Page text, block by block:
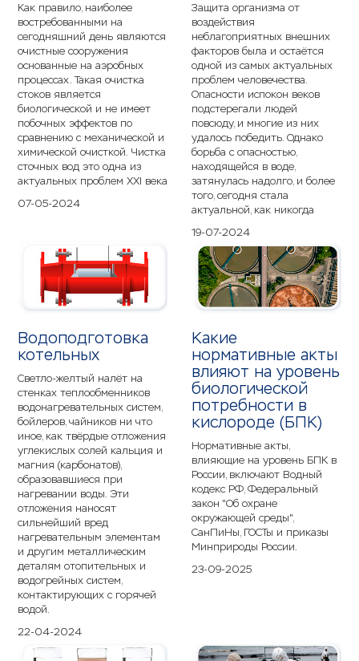
Как правило, наиболее
востребованными на
сегодняшний день являются
очистные сооружения
основанные на аэробных
процессах. Такая очистка
стоков является
биологической и не имеет
побочных эффектов по
сравнению с механической и
химической очисткой. Чистка
сточных вод это одна из
актуальных проблем XXI века
07-05-2024
Защита организма от
воздействия
неблагоприятных внешних
факторов была и остаётся
одной из самых актуальных
проблем человечества.
Опасности испокон веков
подстерегали людей
повсюду, и многие из них
удалось победить. Однако
борьба с опасностью,
находящейся в воде,
затянулась надолго, и более
того, сегодня стала
актуальной, как никогда
19-07-2024
Водоподготовка
котельных
Светло-желтый налёт на
стенках теплообменников
водонагревательных систем,
бойлеров, чайников ни что
иное, как твёрдые отложения
углекислых солей кальция и
магния (карбонатов),
образовавшиеся при
нагревании воды. Эти
отложения наносят
сильнейший вред
нагревательным элементам
и другим металлическим
деталям отопительных и
водогрейных систем,
контактирующих с горячей
водой.
22-04-2024
Какие
нормативные акты
влияют на уровень
биологической
потребности в
кислороде (БПК)
Нормативные акты,
влияющие на уровень БПК в
России, включают Водный
кодекс РФ, Федеральный
закон "Об охране
окружающей среды",
СанПиНы, ГОСТы и приказы
Минприроды России.
23-09-2025